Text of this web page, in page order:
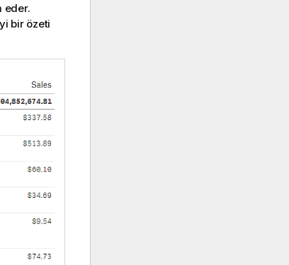
eder.
bir özeti